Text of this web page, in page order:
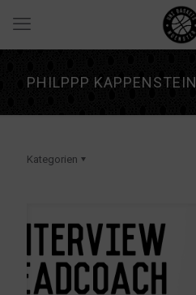
PHILPPP KAPPENSTEIN
Kategorien